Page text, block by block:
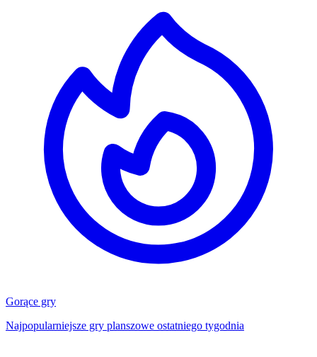
Gorące gry
Najpopularniejsze gry planszowe ostatniego tygodnia